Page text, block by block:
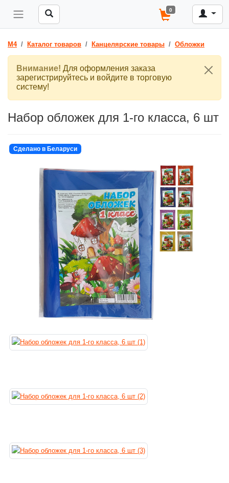
0
M4 Каталог товаров Канцелярские товары Обложки
Внимание! Для оформления заказа
зарегистрируйтесь и войдите в торговую
систему!
Набор обложек для 1-го класса, 6 шт
Сделано в Беларуси